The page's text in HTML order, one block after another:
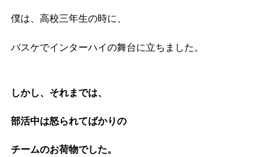
僕は、高校三年生の時に、
バスケでインターハイの舞台に立ちました。
しかし、それまでは、
部活中は怒られてばかりの
チームのお荷物でした。